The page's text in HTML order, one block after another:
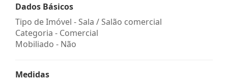
Dados Básicos
Tipo de Imóvel - Sala / Salão comercial
Categoria - Comercial
Mobiliado - Não
Medidas